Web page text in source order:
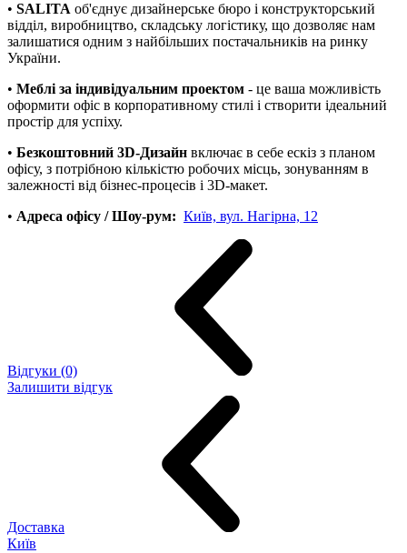
• SALITA об'єднує дизайнерське бюро і конструкторський
відділ, виробництво, складську логістику, що дозволяє нам
залишатися одним з найбільших постачальників на ринку
України.
• Меблі за індивідуальним проектом - це ваша можливість
оформити офіс в корпоративному стилі і створити ідеальний
простір для успіху.
• Безкоштовний 3D-Дизайн включає в себе ескіз з планом
офісу, з потрібною кількістю робочих місць, зонуванням в
залежності від бізнес-процесів і 3D-макет.
• Адреса офісу / Шоу-рум: Київ, вул. Нагірна, 12
Відгуки (0)
Залишити відгук
Доставка
Київ